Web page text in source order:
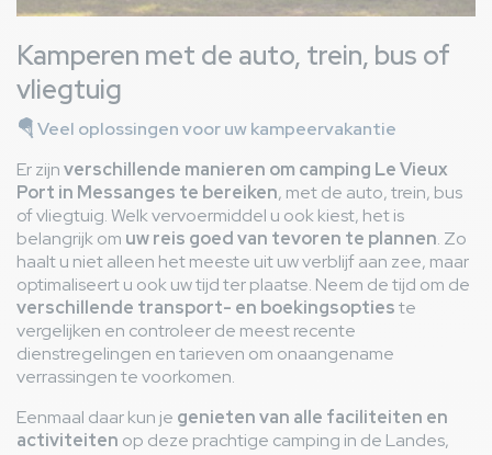
Kamperen met de auto, trein, bus of
vliegtuig
🪂Veel oplossingen voor uw kampeervakantie
Er zijnverschillende manieren om camping Le Vieux
Port in Messanges te bereiken, met de auto, trein, bus
of vliegtuig. Welk vervoermiddel u ook kiest, het is
belangrijk om uw reis goed van tevoren te plannen. Zo
haalt u niet alleen het meeste uit uw verblijf aan zee, maar
optimaliseert u ook uw tijd ter plaatse. Neem de tijd om de
verschillende transport- en boekingsoptieste
vergelijken en controleer de meest recente
dienstregelingen en tarieven om onaangename
verrassingen te voorkomen.
Eenmaal daar kun je genieten van alle faciliteiten en
activiteiten op deze prachtige camping in de Landes,